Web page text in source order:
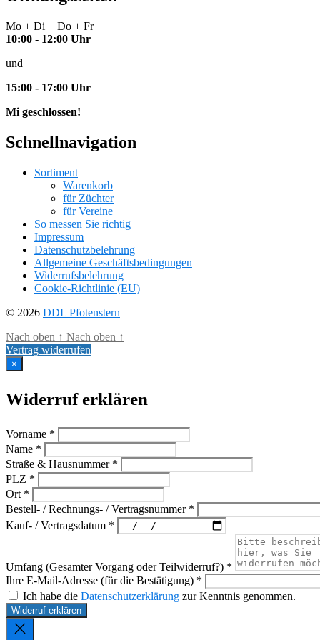
Mo + Di + Do + Fr
10:00 - 12:00 Uhr
und
15:00 - 17:00 Uhr
Mi geschlossen!
Schnellnavigation
Sortiment
Warenkorb
für Züchter
für Vereine
So messen Sie richtig
Impressum
Datenschutzbelehrung
Allgemeine Geschäftsbedingungen
Widerrufsbelehrung
Cookie-Richtlinie (EU)
© 2026 DDL Pfotenstern
Nach oben ↑ Nach oben ↑
Vertrag widerrufen
×
Widerruf erklären
Vorname *
Name *
Straße & Hausnummer *
PLZ *
Ort *
Bestell- / Rechnungs- / Vertragsnummer *
Kauf- / Vertragsdatum *
Umfang (Gesamter Vorgang oder Teilwiderruf?) *
Ihre E-Mail-Adresse (für die Bestätigung) *
Ich habe die Datenschutzerklärung zur Kenntnis genommen.
Widerruf erklären